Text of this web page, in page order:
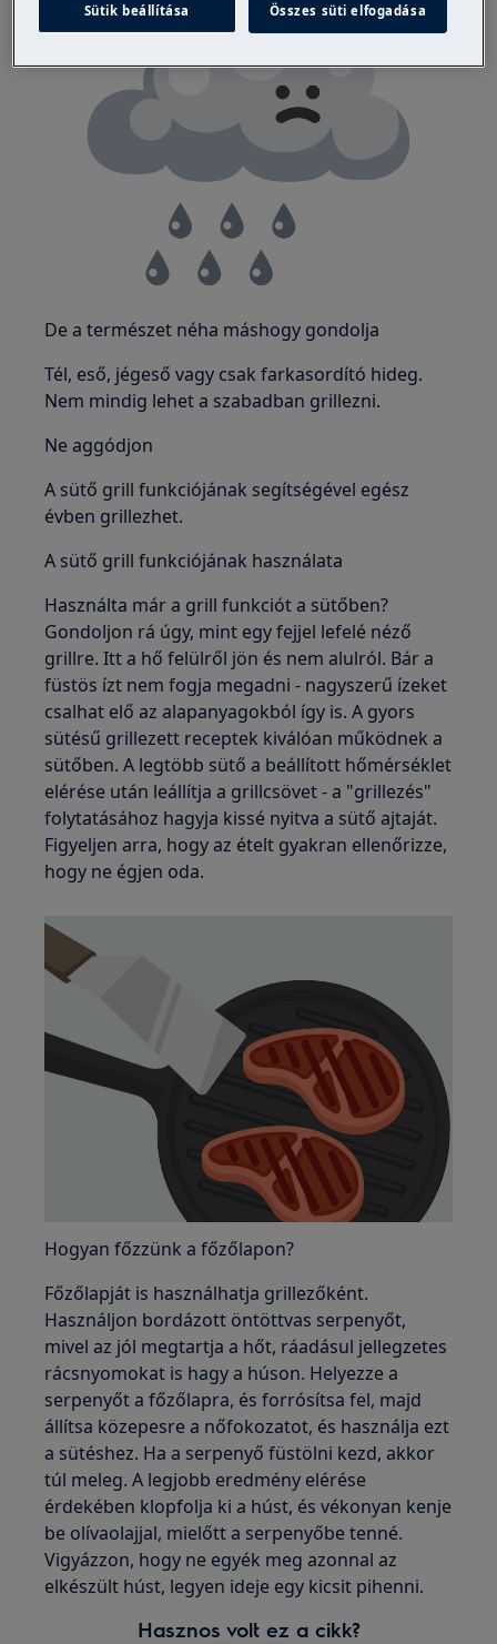
De a természet néha máshogy gondolja
Tél, eső, jégeső vagy csak farkasordító hideg.
Nem mindig lehet a szabadban grillezni.
Ne aggódjon
A sütő grill funkciójának segítségével egész
évben grillezhet.
A sütő grill funkciójának használata
Használta már a grill funkciót a sütőben?
Gondoljon rá úgy, mint egy fejjel lefelé néző
grillre. Itt a hő felülről jön és nem alulról. Bár a
füstös ízt nem fogja megadni - nagyszerű ízeket
csalhat elő az alapanyagokból így is. A gyors
sütésű grillezett receptek kiválóan működnek a
sütőben. A legtöbb sütő a beállított hőmérséklet
elérése után leállítja a grillcsövet - a "grillezés"
folytatásához hagyja kissé nyitva a sütő ajtaját.
Figyeljen arra, hogy az ételt gyakran ellenőrizze,
hogy ne égjen oda.
Hogyan főzzünk a főzőlapon?
Főzőlapját is használhatja grillezőként.
Használjon bordázott öntöttvas serpenyőt,
mivel az jól megtartja a hőt, ráadásul jellegzetes
rácsnyomokat is hagy a húson. Helyezze a
serpenyőt a főzőlapra, és forrósítsa fel, majd
állítsa közepesre a nőfokozatot, és használja ezt
a sütéshez. Ha a serpenyő füstölni kezd, akkor
túl meleg. A legjobb eredmény elérése
érdekében klopfolja ki a húst, és vékonyan kenje
be olívaolajjal, mielőtt a serpenyőbe tenné.
Vigyázzon, hogy ne egyék meg azonnal az
elkészült húst, legyen ideje egy kicsit pihenni.
Hasznos volt ez a cikk?
Sütik beállítása Összes süti elfogadása